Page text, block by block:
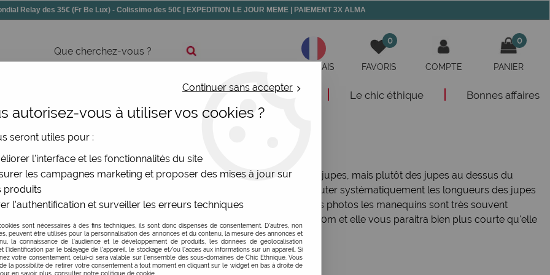
Relay des 35€ (Fr Be Lux) - Colissimo des 50€ | EXPEDITION LE JOUR MEME | PAIEMENT 3X ALMA
FRANÇAIS
0
FAVORIS COMPTE
0
PANIER
Bijoux Nouveautés Le chic éthique Bonnes affaires
sur notre site de vente en ligne indépendant... Ici quasi pas de mini jupes, mais plutôt des jupes au dessus du
jetez un eoil à la description de chaque jupe, nous essayons d'ajouter systématiquement les longueurs des jupes
ou votre jupe portefeuille adorée... Attention, pensez bien que sur les photos les manequins sont très souvent
un trompeuses. Mettez n'imorte quelle jupe sur une femme de 1,80m et elle vous paraitra bien plus courte qu'elle
Continuer sans accepter
autorisez-vous à utiliser vos cookies ?
seront utiles pour :
l'interface et les fonctionnalités du site
les campagnes marketing et proposer des mises à jour sur
produits
l'authentification et surveiller les erreurs techniques
sont nécessaires à des fins techniques, ils sont donc dispensés de consentement. D'autres, non
peuvent être utilisés pour la personnalisation des annonces et du contenu, la mesure des annonces et
la connaissance de l'audience et le développement de produits, les données de géolocalisation
l'identification par le balayage de l'appareil, le stockage et/ou l'accès aux informations sur un appareil. Si
votre consentement, celui-ci sera valable sur l’ensemble des sous-domaines de Chic Ethnique. Vous
la possibilité de retirer votre consentement à tout moment en cliquant sur le widget en bas à droite de
en savoir plus, consulter notre politique de cookie.